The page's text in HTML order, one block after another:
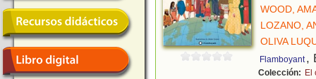
WOOD,
LOZANO,
OLIVA
Flamboyant ,
Colección: El